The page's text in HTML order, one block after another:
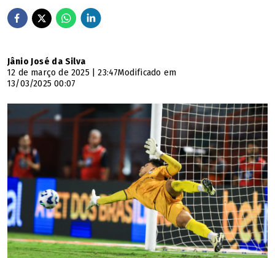
Jânio José da Silva
12 de março de 2025 | 23:47Modificado em
13/03/2025 00:07